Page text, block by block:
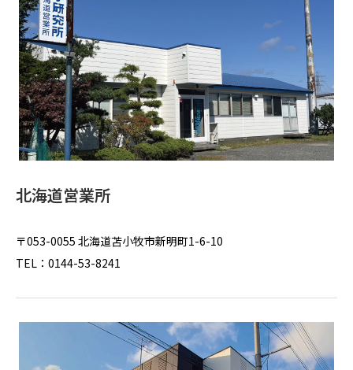
北海道営業所
〒053-0055 北海道苫小牧市新明町1-6-10
TEL：0144-53-8241